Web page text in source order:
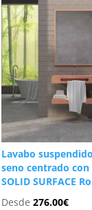
Lavabo
seno centrado
SOLID SURFACE
Desde276.00€